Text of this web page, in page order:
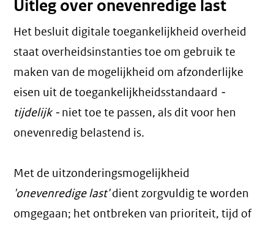
Uitleg over onevenredige last
Het besluit digitale toegankelijkheid overheid
staat overheidsinstanties toe om gebruik te
maken van de mogelijkheid om afzonderlijke
eisen uit de toegankelijkheidsstandaard -
tijdelijk - niet toe te passen, als dit voor hen
onevenredig belastend is.
Met de uitzonderingsmogelijkheid
'onevenredige last'dient zorgvuldig te worden
omgegaan; het ontbreken van prioriteit, tijd of